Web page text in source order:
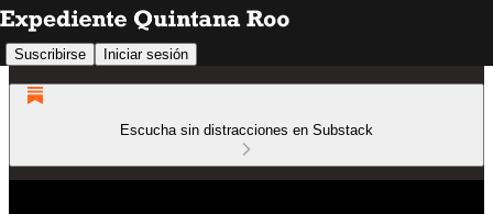
Suscribirse Iniciar sesión
Escucha sin distracciones en Substack